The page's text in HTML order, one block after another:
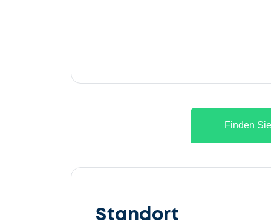
Finden
Standort
Lassen